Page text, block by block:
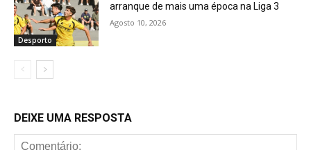
Desporto
arranque de mais uma época na Liga 3
Agosto 10, 2026
DEIXE UMA RESPOSTA